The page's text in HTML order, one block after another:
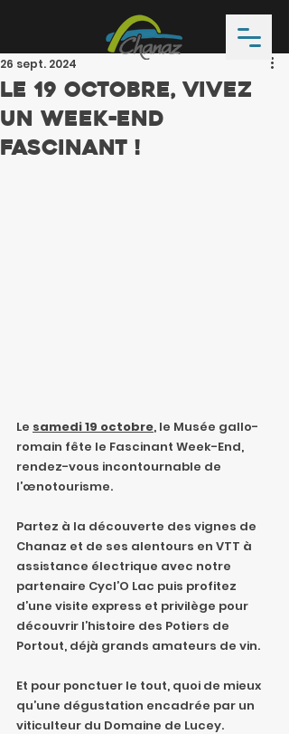
Le 19 octobre, vivez
Un week-end
Fascinant !
26 sept. 2024
Le samedi 19 octobre, le Musée gallo-
romain fête le Fascinant Week-End,
rendez-vous incontournable de
l’œnotourisme.
Partez à la découverte des vignes de
Chanaz et de ses alentours en VTT à
assistance électrique avec notre
partenaire Cycl’O Lac puis profitez
d’une visite express et privilège pour
découvrir l’histoire des Potiers de
Portout, déjà grands amateurs de vin.
Et pour ponctuer le tout, quoi de mieux
qu’une dégustation encadrée par un
viticulteur du Domaine de Lucey.